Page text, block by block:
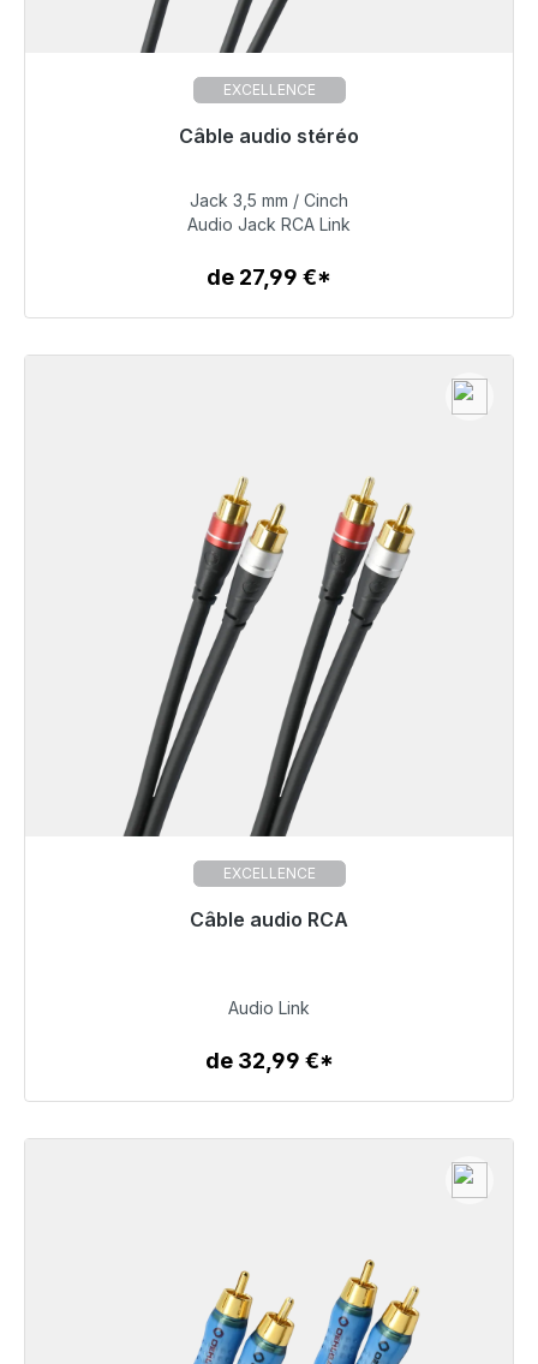
EXCELLENCE
Câble audio stéréo
32,99 €
Détails
Jack 3,5 mm / Cinch
Audio Jack RCA Link
de 27,99 €*
EXCELLENCE
Câble audio RCA
Détails
Audio Link
de 32,99 €*